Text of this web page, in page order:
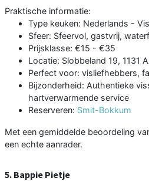
Praktische informatie:
Type keuken: Nederlands -
Sfeer: Sfeervol, gastvrij,
Prijsklasse: €15 - €35
Locatie: Slobbeland 19, 1131
Perfect voor: visliefhebbers,
Bijzonderheid: Authentieke
hartverwarmende service
Reserveren: Smit-Bokkum
Met een gemiddelde beoordeling
een echte aanrader.
5. Bappie Pietje